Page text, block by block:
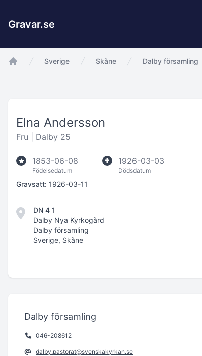
Gravar.se
Sverige Skåne Dalby församling
Elna Andersson
Fru | Dalby 25
1853-06-08
Födelsedatum
1926-03-03
Dödsdatum
Gravsatt: 1926-03-11
DN 4 1
Dalby Nya Kyrkogård
Dalby församling
Sverige, Skåne
Dalby församling
046-208612
dalby.pastorat@svenskakyrkan.se